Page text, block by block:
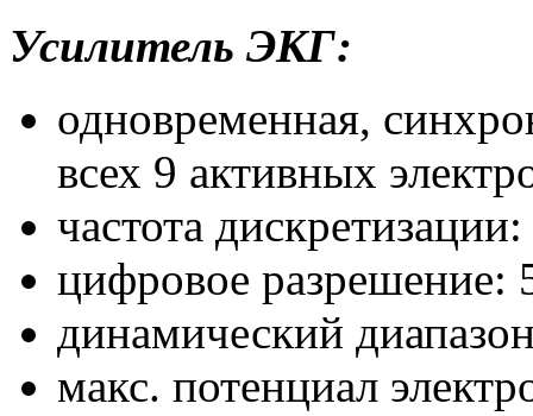
Усилитель ЭКГ:
одновременная,
всех 9 активных
частота
цифровое разрешение:
динамический
макс. потенциал